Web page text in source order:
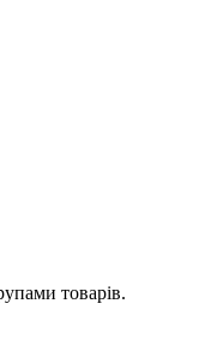
товарів.